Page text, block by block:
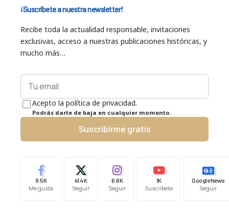
¡Suscríbete a nuestra newsletter!
Recibe toda la actualidad responsable, invitaciones
exclusivas, acceso a nuestras publicaciones históricas, y
mucho más…
Acepto la política de privacidad.
Podrás darte de baja en cualquier momento.
Suscribirme gratis
9.5K
Me gusta
41.4K
Seguir
6.6K
Seguir
1K
Suscríbete
Google News
Seguir